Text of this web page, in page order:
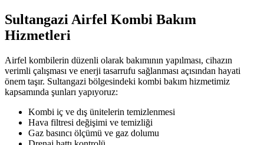
Sultangazi Airfel Kombi Bakım
Hizmetleri
Airfel kombilerin düzenli olarak bakımının yapılması, cihazın
verimli çalışması ve enerji tasarrufu sağlanması açısından hayati
önem taşır. Sultangazi bölgesindeki kombi bakım hizmetimiz
kapsamında şunları yapıyoruz:
Kombi iç ve dış ünitelerin temizlenmesi
Hava filtresi değişimi ve temizliği
Gaz basıncı ölçümü ve gaz dolumu